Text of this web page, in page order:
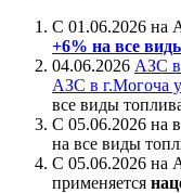
С 01.06.2026 на
+6% на все
04.06.2026 АЗС
АЗС в г.Могоча
все виды
С 05.06.2026 на
на все виды
С 05.06.2026 на
применяется